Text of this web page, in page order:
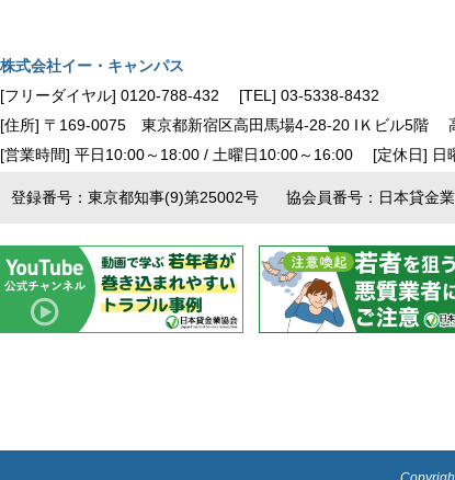
株式会社イー・キャンパス
[フリーダイヤル] 0120-788-432 [TEL] 03-5338-8432
[住所] 〒169-0075 東京都新宿区高田馬場4-28-20 IＫビル5階
[営業時間] 平日10:00～18:00 / 土曜日10:00～16:00
[定休日] 日
登録番号：東京都知事(9)第25002号 協会員番号：日本貸金